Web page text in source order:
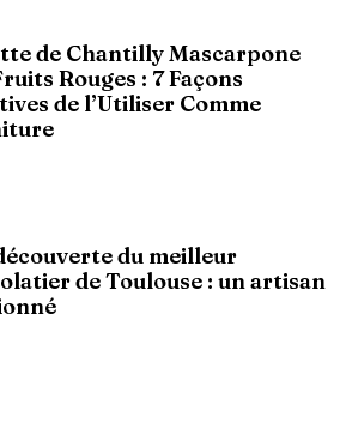
de Chantilly Mascarpone
Rouges : 7 Façons
de l’Utiliser Comme
du meilleur
de Toulouse : un artisan